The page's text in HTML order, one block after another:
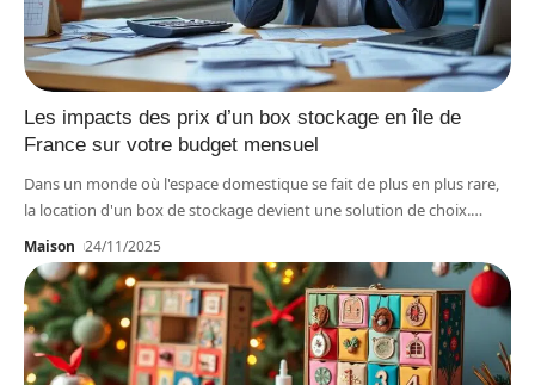
Les impacts des prix d’un box stockage en île de
France sur votre budget mensuel
Dans un monde où l'espace domestique se fait de plus en plus rare,
la location d'un box de stockage devient une solution de choix.…
Maison 24/11/2025